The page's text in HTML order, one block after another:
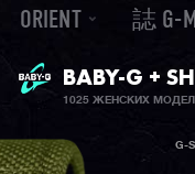
ORIENT 誌 G-
BABY-G +
ЖЕНСКИЕ
1025 ЖЕНСКИХ
G-